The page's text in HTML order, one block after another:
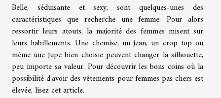
Belle, séduisante et sexy, sont quelques-unes des
caractéristiques que recherche une femme. Pour alors
ressortir leurs atouts, la majorité des femmes misent sur
leurs habillements. Une chemise, un jean, un crop top ou
même une jupe bien choisie peuvent changer la silhouette,
peu importe sa valeur. Pour découvrir les bons coins où la
possibilité d'avoir des vêtements pour femmes pas chers est
élevée, lisez cet article.